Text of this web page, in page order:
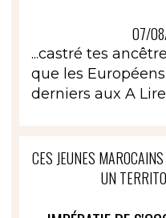
07/
...castré tes
que les
derniers aux A
CES JEUNES
UN